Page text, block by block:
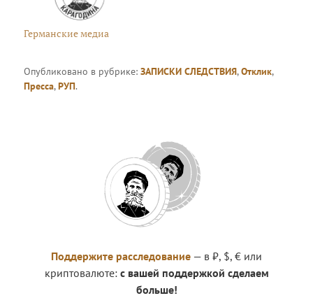
Германские медиа
Опубликовано в рубрике:ЗАПИСКИ СЛЕДСТВИЯ,Отклик,
Пресса,РУП.
Поддержите расследование — в ₽, $, € или
криптовалюте: с вашей поддержкой сделаем
больше!